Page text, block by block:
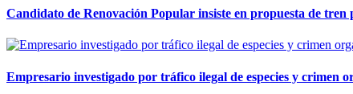
Candidato de Renovación Popular insiste en propuesta de
Empresario investigado por tráfico ilegal de especies y crimen